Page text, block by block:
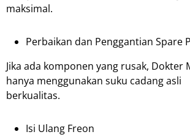
maksimal.
Perbaikan dan Penggantian Spare
Jika ada komponen yang rusak, Dokter
hanya menggunakan suku cadang asli
berkualitas.
Isi Ulang Freon